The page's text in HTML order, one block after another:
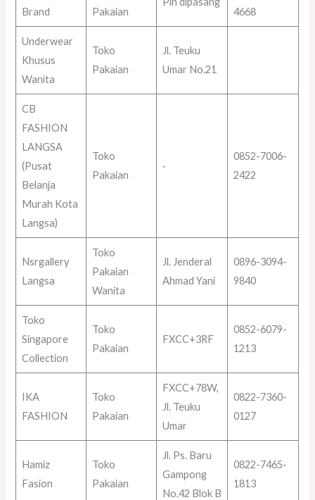
Brand Pakaian
4668
Underwear
Khusus
Wanita
Toko
Pakaian
Jl. Teuku
Umar No.21
CB
FASHION
LANGSA
(Pusat
Belanja
Murah Kota
Langsa)
Toko
Pakaian
·
0852-7006-
2422
Nsrgallery
Langsa
Toko
Pakaian
Wanita
Jl. Jenderal
Ahmad Yani
0896-3094-
9840
Toko
Singapore
Collection
Toko
Pakaian
FXCC+3RF
0852-6079-
1213
IKA
FASHION
Toko
Pakaian
FXCC+78W,
Jl. Teuku
Umar
0822-7360-
0127
Hamiz
Fasion
Toko
Pakaian
Jl. Ps. Baru
Gampong
No.42 Blok B
0822-7465-
1813